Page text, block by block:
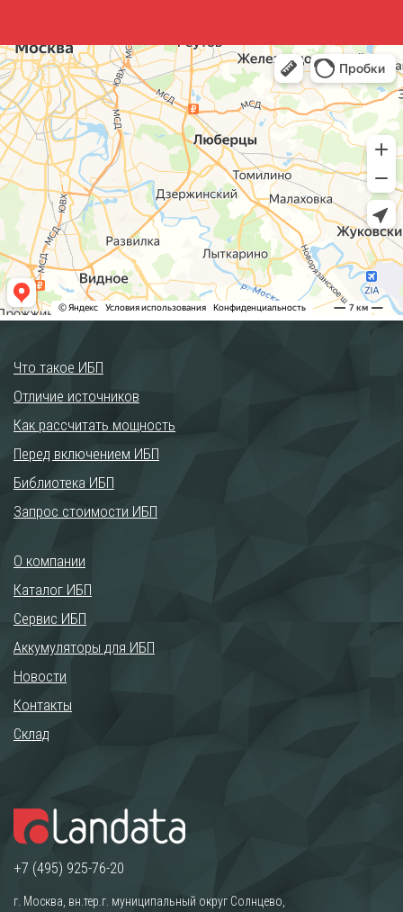
Что такое ИБП
Отличие источников
Как рассчитать мощность
Перед включением ИБП
Библиотека ИБП
Запрос стоимости ИБП
О компании
Каталог ИБП
Сервис ИБП
Аккумуляторы для ИБП
Новости
Контакты
Склад
+7 (495) 925-76-20
г. Москва, вн.тер.г. муниципальный округ Солнцево,